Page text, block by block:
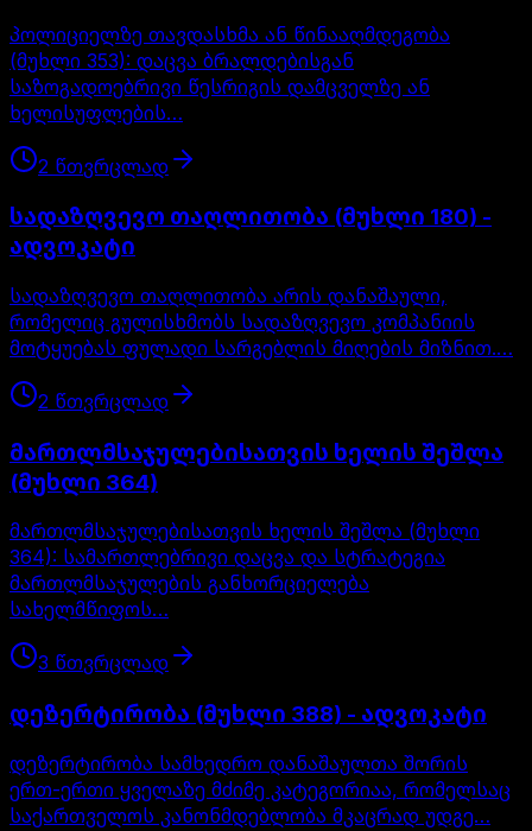
პოლიციელზე თავდასხმა ან წინააღმდეგობა
(მუხლი 353): დაცვა ბრალდებისგან
საზოგადოებრივი წესრიგის დამცველზე ან
ხელისუფლების…
2 წთვრცლად
სადაზღვევო თაღლითობა (მუხლი 180) -
ადვოკატი
სადაზღვევო თაღლითობა არის დანაშაული,
რომელიც გულისხმობს სადაზღვევო კომპანიის
მოტყუებას ფულადი სარგებლის მიღების მიზნით.…
2 წთვრცლად
მართლმსაჯულებისათვის ხელის შეშლა
(მუხლი 364)
მართლმსაჯულებისათვის ხელის შეშლა (მუხლი
364): სამართლებრივი დაცვა და სტრატეგია
მართლმსაჯულების განხორციელება
სახელმწიფოს…
3 წთვრცლად
დეზერტირობა (მუხლი 388) - ადვოკატი
დეზერტირობა სამხედრო დანაშაულთა შორის
ერთ-ერთი ყველაზე მძიმე კატეგორიაა, რომელსაც
საქართველოს კანონმდებლობა მკაცრად უდგე…